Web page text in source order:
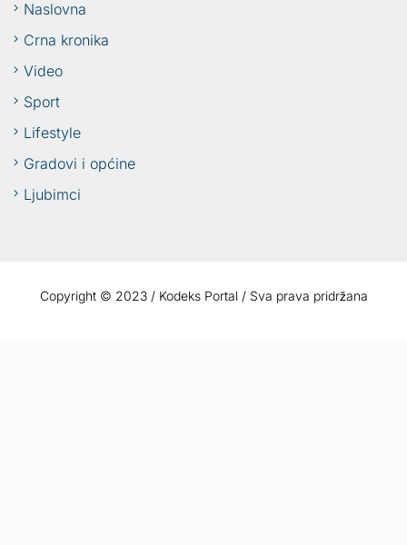
Naslovna
Crna kronika
Video
Sport
Lifestyle
Gradovi i općine
Ljubimci
Copyright © 2023 / Kodeks Portal / Sva prava pridržana